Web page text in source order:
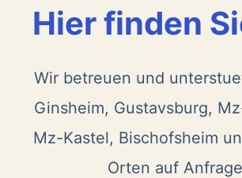
Hier finden
Wir betreuen und
Ginsheim, Gustavsburg,
Mz-Kastel, Bischofsheim
Orten auf